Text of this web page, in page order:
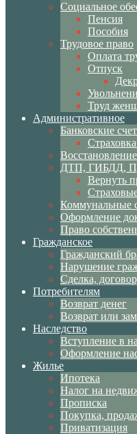
Социальное
Пенсия
Пособия
Трудовое право
Оплата
Отпуск
Труд
Административное
Банковские
ДТП, ГИБДД,
Вернуть
Коммунальные
Оформление
Право
Гражданское
Гражданский
Нарушение
Сделка,
Потребителям
Возврат денег
Возврат или
Наследство
Вступление в
Оформление
Жилье
Ипотека
Налог на
Прописка
Покупка,
Приватизация